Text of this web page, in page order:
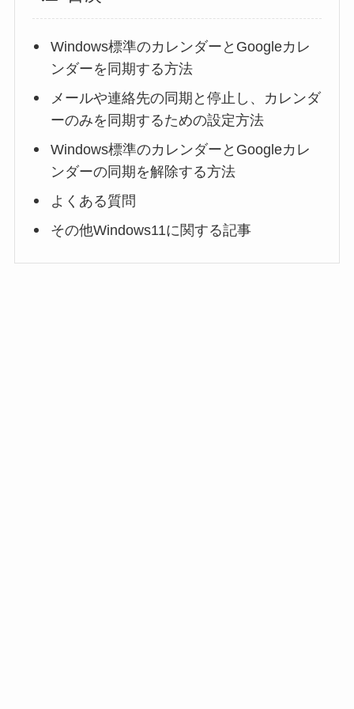
Windows標準のカレンダーとGoogleカレ
ンダーを同期する方法
メールや連絡先の同期と停止し、カレンダ
ーのみを同期するための設定方法
Windows標準のカレンダーとGoogleカレ
ンダーの同期を解除する方法
よくある質問
その他Windows11に関する記事